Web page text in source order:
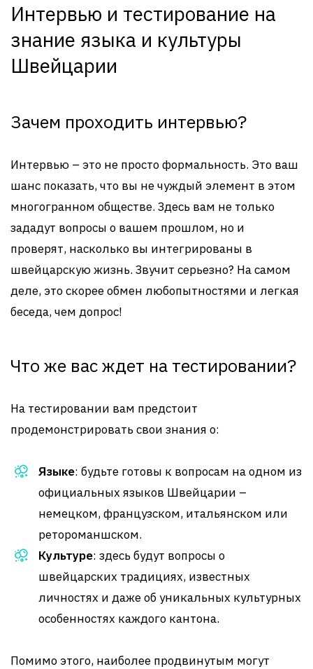
Интервью и тестирование на
знание языка и культуры
Швейцарии
Зачем проходить интервью?
Интервью – это не просто формальность. Это ваш
шанс показать, что вы не чуждый элемент в этом
многогранном обществе. Здесь вам не только
зададут вопросы о вашем прошлом, но и
проверят, насколько вы интегрированы в
швейцарскую жизнь. Звучит серьезно? На самом
деле, это скорее обмен любопытностями и легкая
беседа, чем допрос!
Что же вас ждет на тестировании?
На тестировании вам предстоит
продемонстрировать свои знания о:
Языке: будьте готовы к вопросам на одном из
официальных языков Швейцарии –
немецком, французском, итальянском или
ретороманшском.
Культуре: здесь будут вопросы о
швейцарских традициях, известных
личностях и даже об уникальных культурных
особенностях каждого кантона.
Помимо этого, наиболее продвинутым могут